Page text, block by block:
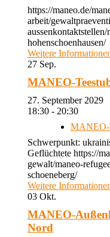
https://maneo.de/
arbeit/
hohenschoenhausen/
Weitere
27 Sep.
MANEO-
27. September 2029
18:30 - 20:30
MANEO-
Schwerpunkt:
Geflüchtete https://
gewalt/maneo-
schoeneberg/
Weitere
03 Okt.
MANEO-
Nord